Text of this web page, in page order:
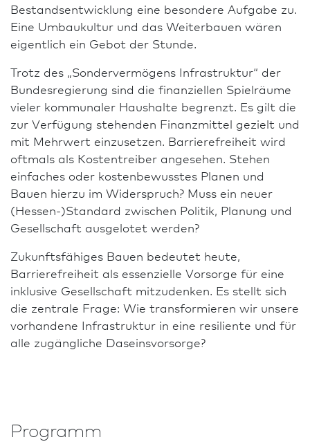
Bestandsentwicklung eine besondere Aufgabe zu.
Eine Umbaukultur und das Weiterbauen wären
eigentlich ein Gebot der Stunde.
Trotz des „Sonder­ver­mögens Infrastruktur“ der
Bundes­regierung sind die finanziellen Spielräume
vieler kommunaler Haushalte begrenzt. Es gilt die
zur Verfügung stehenden Finanzmittel gezielt und
mit Mehrwert einzusetzen. Barrierefreiheit wird
oftmals als Kostentreiber angesehen. Stehen
einfaches oder kostenbewusstes Planen und
Bauen hierzu im Widerspruch? Muss ein neuer
(Hessen-)Standard zwischen Politik, Planung und
Gesellschaft ausgelotet werden?
Zukunftsfähiges Bauen bedeutet heute,
Barrierefreiheit als essenzielle Vorsorge für eine
inklusive Gesellschaft mitzudenken. Es stellt sich
die zentrale Frage: Wie transformieren wir unsere
vorhandene Infrastruktur in eine resiliente und für
alle zugängliche Daseinsvorsorge?
Programm